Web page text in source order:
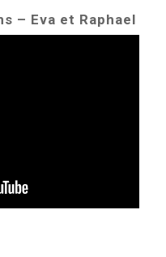
– Eva et Raphael